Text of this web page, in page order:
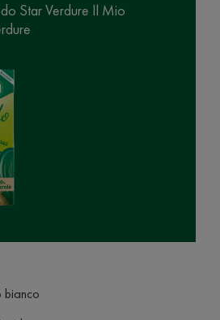
Star Verdure Il Mio
bianco